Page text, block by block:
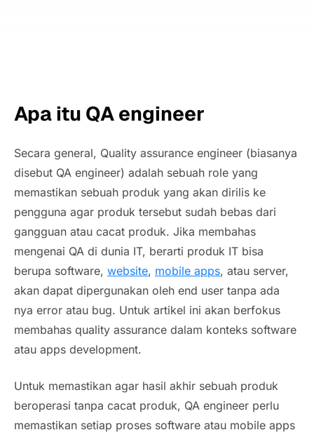
Apa itu QA engineer
Secara general, Quality assurance engineer (biasanya
disebut QA engineer) adalah sebuah role yang
memastikan sebuah produk yang akan dirilis ke
pengguna agar produk tersebut sudah bebas dari
gangguan atau cacat produk. Jika membahas
mengenai QA di dunia IT, berarti produk IT bisa
berupa software, website, mobile apps, atau server,
akan dapat dipergunakan oleh end user tanpa ada
nya error atau bug. Untuk artikel ini akan berfokus
membahas quality assurance dalam konteks software
atau apps development.
Untuk memastikan agar hasil akhir sebuah produk
beroperasi tanpa cacat produk, QA engineer perlu
memastikan setiap proses software atau mobile apps